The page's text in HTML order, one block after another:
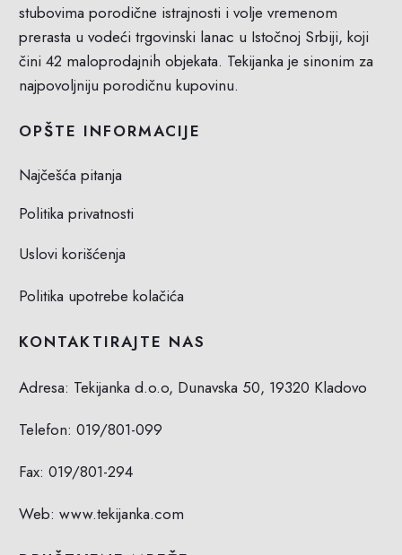
stubovima porodične istrajnosti i volje vremenom
prerasta u vodeći trgovinski lanac u Istočnoj Srbiji, koji
čini 42 maloprodajnih objekata. Tekijanka je sinonim za
najpovoljniju porodičnu kupovinu.
OPŠTE INFORMACIJE
Najčešća pitanja
Politika privatnosti
Uslovi korišćenja
Politika upotrebe kolačića
KONTAKTIRAJTE NAS
Adresa: Tekijanka d.o.o, Dunavska 50, 19320 Kladovo
Telefon: 019/801-099
Fax: 019/801-294
Web: www.tekijanka.com